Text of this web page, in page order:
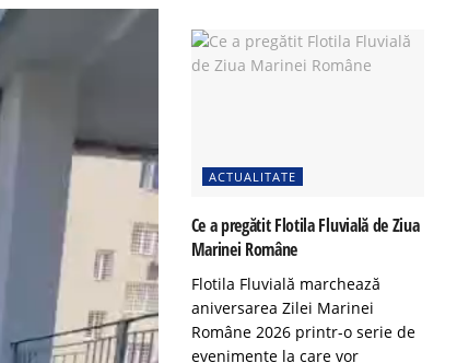
ACTUALITATE
Ce a pregătit Flotila Fluvială de Ziua
Marinei Române
Flotila Fluvială marchează
aniversarea Zilei Marinei
Române 2026 printr-o serie de
evenimente la care vor